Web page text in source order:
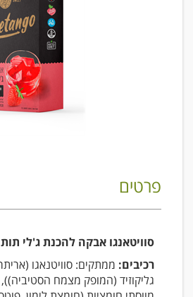
פרטים
סוויטאנגו אבקה להכנת ג'לי תות
רכיבים: ממתקים: סוויטנאגו
גליקוזיד (המופק מצמח הסטיביה)),